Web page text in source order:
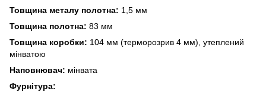
Товщина металу полотна: 1,5 мм
Товщина полотна: 83 мм
Товщина коробки: 104 мм (терморозрив 4 мм), утеплений
мінватою
Наповнювач: мінвата
Фурнітура: